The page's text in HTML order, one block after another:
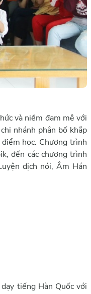
và niềm đam mê với
nhánh phân bố khắp
học. Chương trình
đến các chương trình
dịch nói, Âm Hán
tiếng Hàn Quốc với